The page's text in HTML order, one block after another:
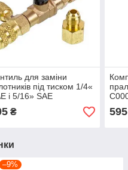
для заміни
під тиском 1/4«
і 5/16» SAE
₴
2Z)
+
595
–9%